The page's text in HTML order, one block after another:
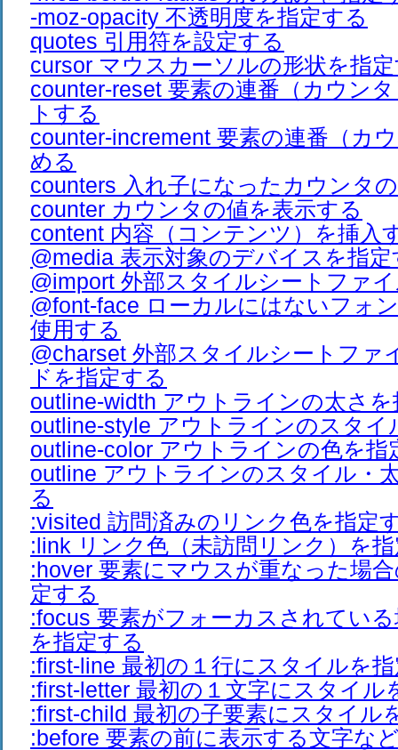
-moz-opacity 不透明度を指定する
quotes 引用符を設定する
cursor マウスカーソルの形状を指
counter-reset 要素の連番（カウン
トする
counter-increment 要素の連番（カ
める
counters 入れ子になったカウンタ
counter カウンタの値を表示する
content 内容（コンテンツ）を挿入
@media 表示対象のデバイスを指
@import 外部スタイルシートファ
@font-face ローカルにはないフォ
使用する
@charset 外部スタイルシートファ
ドを指定する
outline-width アウトラインの太さ
outline-style アウトラインのスタイ
outline-color アウトラインの色を指
outline アウトラインのスタイル・
る
:visited 訪問済みのリンク色を指定
:link リンク色（未訪問リンク）を
:hover 要素にマウスが重なった場
定する
:focus 要素がフォーカスされてい
を指定する
:first-line 最初の１行にスタイルを
:first-letter 最初の１文字にスタイル
:first-child 最初の子要素にスタイル
:before 要素の前に表示する文字な